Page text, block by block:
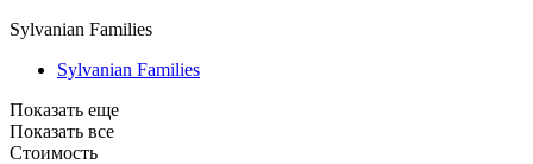
Sylvanian Families
Sylvanian Families
Показать еще
Показать все
Стоимость